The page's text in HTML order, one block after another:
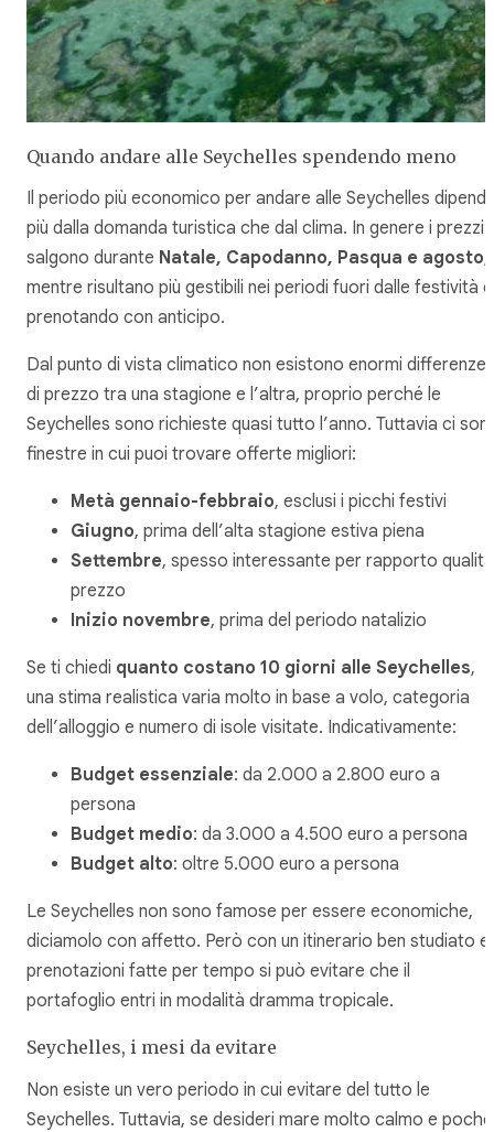
Quando andare alle Seychelles spendendo meno
Il periodo più economico per andare alle Seychelles
più dalla domanda turistica che dal clima. In genere i prezzi
salgono durante Natale, Capodanno, Pasqua e agosto,
mentre risultano più gestibili nei periodi fuori dalle festività e
prenotando con anticipo.
Dal punto di vista climatico non esistono enormi differenze
di prezzo tra una stagione e l’altra, proprio perché le
Seychelles sono richieste quasi tutto l’anno. Tuttavia ci
finestre in cui puoi trovare offerte migliori:
Metà gennaio-febbraio, esclusi i picchi festivi
Giugno, prima dell’alta stagione estiva piena
Settembre, spesso interessante per rapporto
prezzo
Inizio novembre, prima del periodo natalizio
Se ti chiedi quanto costano 10 giorni alle Seychelles,
una stima realistica varia molto in base a volo, categoria
dell’alloggio e numero di isole visitate. Indicativamente:
Budget essenziale: da 2.000 a 2.800 euro a
persona
Budget medio: da 3.000 a 4.500 euro a persona
Budget alto: oltre 5.000 euro a persona
Le Seychelles non sono famose per essere economiche,
diciamolo con affetto. Però con un itinerario ben studiato e
prenotazioni fatte per tempo si può evitare che il
portafoglio entri in modalità dramma tropicale.
Seychelles, i mesi da evitare
Non esiste un vero periodo in cui evitare del tutto le
Seychelles. Tuttavia, se desideri mare molto calmo e poche